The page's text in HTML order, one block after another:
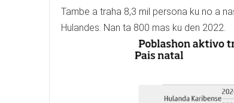
Tambe a traha 8,3 mil persona ku no a
Hulandes. Nan ta 800 mas ku den 2022.